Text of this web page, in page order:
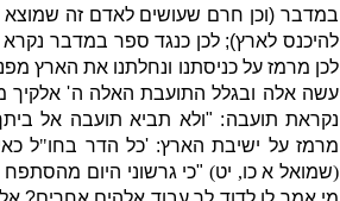
במדבר (וכן חרם שעושים לאדם זה שמוצא
להיכנס לארץ);לכן כנגד ספר במדבר
לכן מרמז על כניסתנו ונחלתנו את הארץ
עשה אלה ובגלל התועבת האלה ה' אלקיך
נקראת תועבה: "ולא תביא תועבה אל
מרמז על ישיבת הארץ: 'כל הדר בחו"ל
(שמואל א כו, יט)
"כי גרשוני היום